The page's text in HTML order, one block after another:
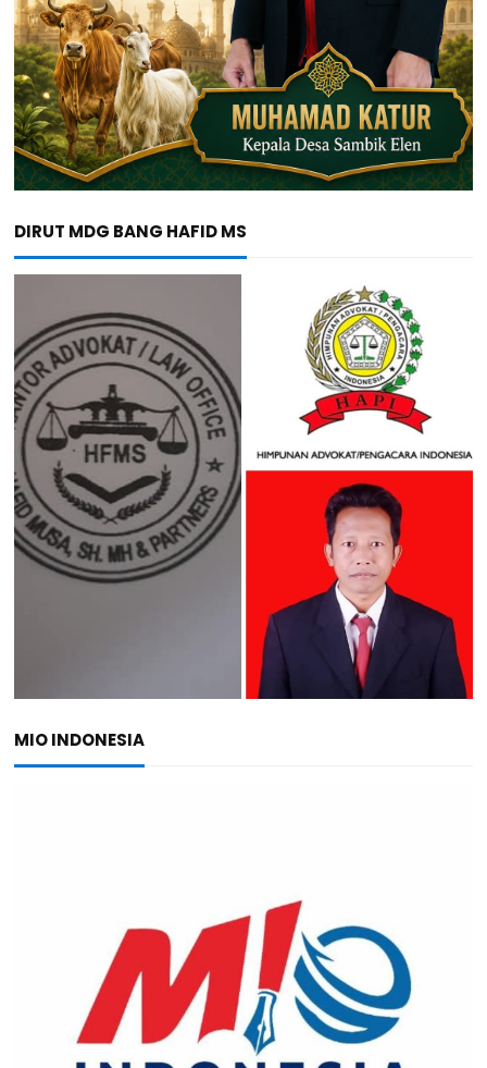
DIRUT MDG BANG HAFID MS
MIO INDONESIA